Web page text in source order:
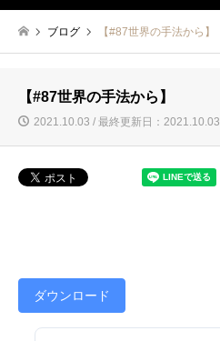
ブログ 【#87世界の手法から】
【#87世界の手法から】
2021.10.03 / 最終更新日：2021.10.03
ダウンロード